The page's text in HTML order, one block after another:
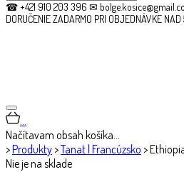
☎ +421 910 203 396 ✉
DORUČENIE ZADARMO PRI OBJEDNÁVKE
…
Načítavam obsah košíka…
>Produkty>Tanat | Francúzsko >
Nie je na sklade